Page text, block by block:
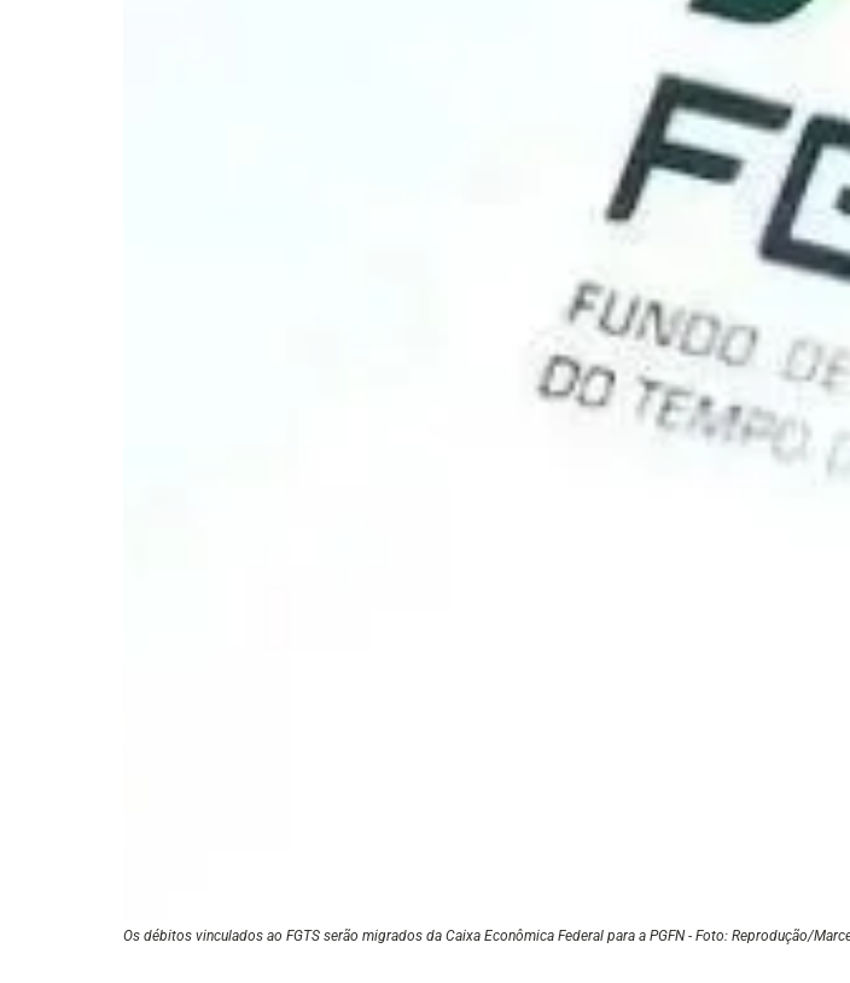
Os débitos vinculados ao FGTS serão migrados da Caixa Econômica Federal para a PGFN - Foto: Reprodução/